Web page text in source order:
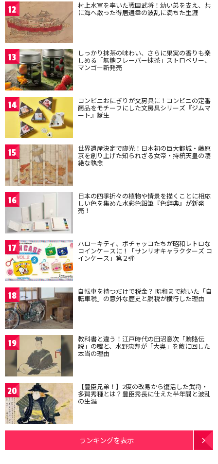
12 村上水軍を率いた戦国武将！幼い弟を支え、共
に海へ散った得居通幸の波乱に満ちた生涯
13 しっかり抹茶の味わい、さらに果実の香りも楽
しめる「無糖フレーバー抹茶」ストロベリー、
マンゴー新発売
14 コンビニおにぎりが文房具に！コンビニの定番
商品をモチーフにした文房具シリーズ『ジムマ
ート』誕生
15 世界遺産決定で脚光！日本初の巨大都城・藤原
京を創り上げた知られざる女帝・持統天皇の凄
絶な執念
16 日本の四季折々の植物や情景を描くことに相応
しい色を集めた水彩色鉛筆『色辞典』が新発
売！
17 ハローキティ、ポチャッコたちが昭和レトロな
コインケースに！「サンリオキャラクターズ コ
インケース」第２弾
18 自転車を持つだけで税金？ 昭和まで続いた「自
転車税」の意外な歴史と脱税が横行した理由
19 教科書と違う！江戸時代の田沼意次「賄賂伝
説」の嘘と、水野忠邦が「大奥」を敵に回した
本当の理由
20 【豊臣兄弟！】2度の改易から復活した武将・
多賀秀種とは？豊臣秀長に仕えた半年間と波乱
の生涯
ランキングを表示